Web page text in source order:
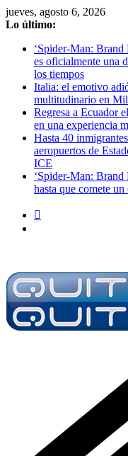
Saltar
al
jueves, agosto 6, 2026
Lo último:
‘Spider-Man:
es oficialmente una
los tiempos
Italia: el emotivo
multitudinario en
Regresa a Ecuador
en una experiencia
Hasta 40
aeropuertos de
ICE
‘Spider-Man: Brand
hasta que comete